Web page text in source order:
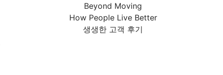
Beyond Moving
How People Live Better
생생한 고객 후기